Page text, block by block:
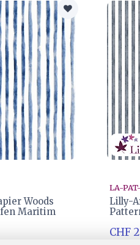
Woods
Maritim
LA-
Lilly-
CHF